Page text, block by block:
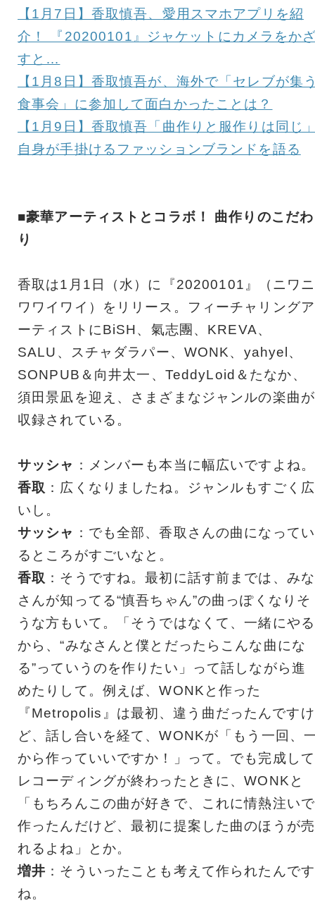
【1月7日】香取慎吾、愛用スマホアプリを紹
介！ 『20200101』ジャケットにカメラをか
すと…
【1月8日】香取慎吾が、海外で「セレブが集
食事会」に参加して面白かったことは？
【1月9日】香取慎吾「曲作りと服作りは同じ
自身が手掛けるファッションブランドを語る
■豪華アーティストとコラボ！ 曲作りのこだわ
り
香取は1月1日（水）に『20200101』（ニワニ
ワワイワイ）をリリース。フィーチャリングア
ーティストにBiSH、氣志團、KREVA、
SALU、スチャダラパー、WONK、yahyel、
SONPUB＆向井太一、TeddyLoid＆たなか、
須田景凪を迎え、さまざまなジャンルの楽曲が
収録されている。
サッシャ ：メンバーも本当に幅広いですよね。
香取 ：広くなりましたね。ジャンルもすごく広
いし。
サッシャ ：でも全部、香取さんの曲になってい
るところがすごいなと。
香取 ：そうですね。最初に話す前までは、みな
さんが知ってる“慎吾ちゃん”の曲っぽくなりそ
うな方もいて。「そうではなくて、一緒にやる
から、“みなさんと僕とだったらこんな曲にな
る”っていうのを作りたい」って話しながら進
めたりして。例えば、WONKと作った
『Metropolis』は最初、違う曲だったんですけ
ど、話し合いを経て、WONKが「もう一回、
から作っていいですか！」って。でも完成して
レコーディングが終わったときに、WONKと
「もちろんこの曲が好きで、これに情熱注いで
作ったんだけど、最初に提案した曲のほうが売
れるよね」とか。
増井 ：そういったことも考えて作られたんです
ね。